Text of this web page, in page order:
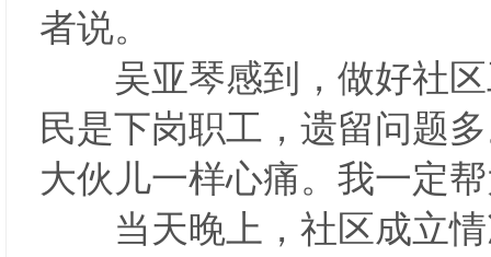
者说。
吴亚琴感到，做好社区
民是下岗职工，遗留问题
大伙儿一样心痛。我一定
当天晚上，社区成立情